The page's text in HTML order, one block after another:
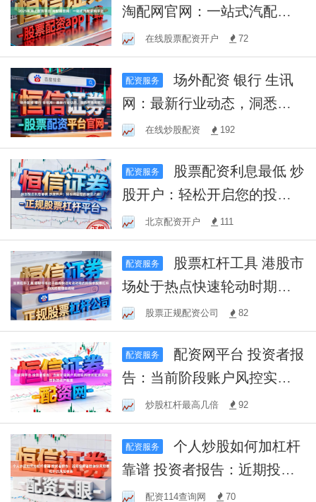
淘配网官网：一站式汽配采
购平台在线股票配资开户 72
配资服务
场外配资 银行 生讯
网：最新行业动态，洞悉市
场先机！
在线炒股配资 192
配资服务
股开户：轻松开启您的投资
之旅！北京配资开户 111
配资服务
场处于热点快速轮动时期的
阶段中股票杠杆的风险管理
实战经
股票正规配资公司 82
配资服务
告：当前阶段账户风控实践
使用配资风险控制的资产配
置
炒股杠杆最高几倍 92
配资服务
个人炒股如何加杠杆
靠谱 投资者报告：近期投资
者群体使用股票杠杆的风控
配资114查询网 70